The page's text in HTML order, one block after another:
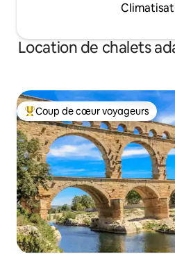
Location de chalets
Coups de cœur voyageurs les
Coup de cœur voyageurs